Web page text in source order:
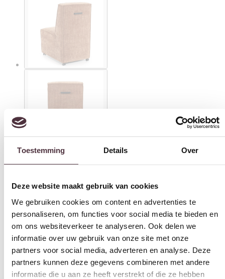
Toestemming Details Over
Deze website maakt gebruik van cookies
We gebruiken cookies om content en advertenties te
personaliseren, om functies voor social media te bieden en
om ons websiteverkeer te analyseren. Ook delen we
informatie over uw gebruik van onze site met onze
partners voor social media, adverteren en analyse. Deze
partners kunnen deze gegevens combineren met andere
informatie die u aan ze heeft verstrekt of die ze hebben